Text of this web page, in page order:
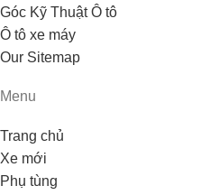
Góc Kỹ Thuật Ô tô
Ô tô xe máy
Our Sitemap
Menu
Trang chủ
Xe mới
Phụ tùng